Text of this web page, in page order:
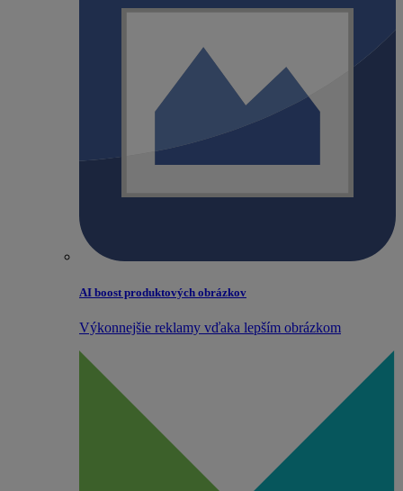
AI boost produktových obrázkov
Výkonnejšie reklamy vďaka lepším obrázkom